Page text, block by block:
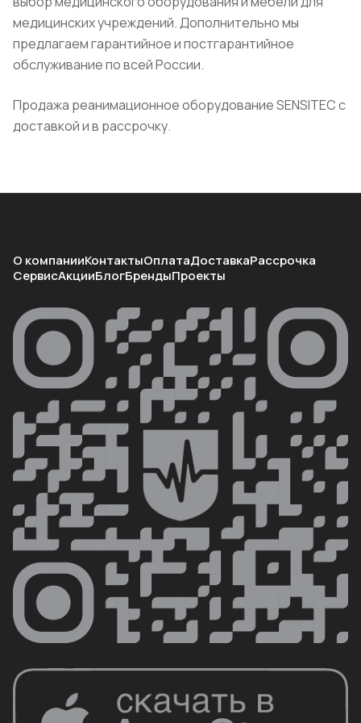
медицинских учреждений. Дополнительно мы
предлагаем гарантийное и постгарантийное
обслуживание по всей России.
Продажа реанимационное оборудование SENSITEC с
доставкой и в рассрочку.
О компанииКонтактыОплатаДоставкаРассрочка
СервисАкцииБлогБрендыПроекты